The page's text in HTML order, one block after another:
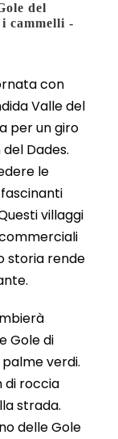
del
cammelli -
con
Valle del
per un giro
Dades.
le
villaggi
storia rende
Gole di
verdi.
di roccia
strada.
delle Gole